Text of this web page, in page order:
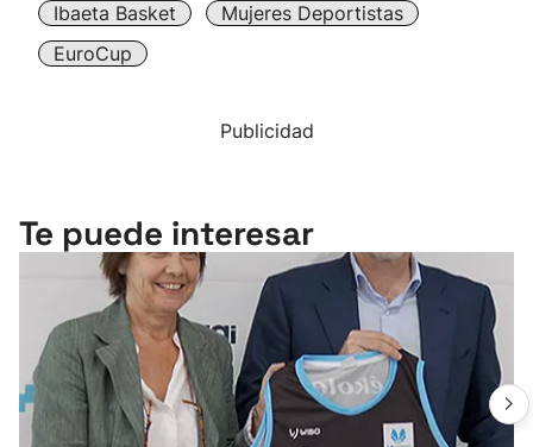
Ibaeta Basket
Mujeres Deportistas
EuroCup
Publicidad
Te puede interesar